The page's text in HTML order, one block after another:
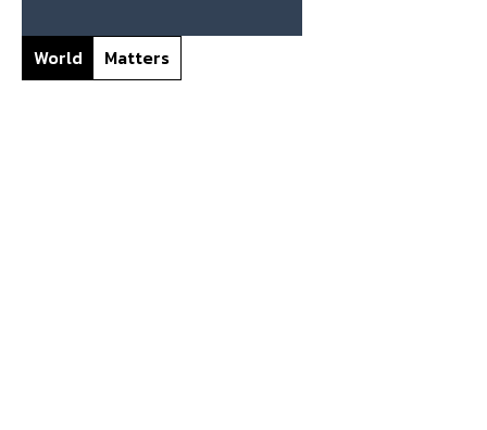
World Matters